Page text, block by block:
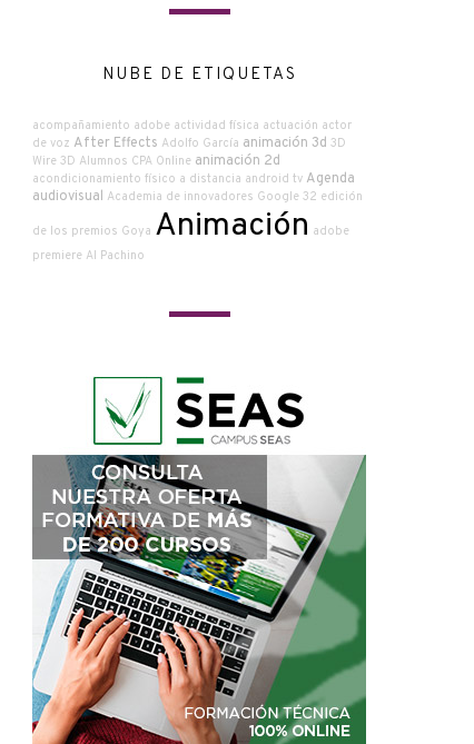
NUBE DE ETIQUETAS
acompañamiento adobe actividad física actuación actor
de voz After Effects Adolfo García animación 3d 3D
Wire 3D Alumnos CPA Online animación 2d
acondicionamiento físico a distancia android tv Agenda
audiovisual Academia de innovadores Google 32 edición
de los premios Goya Animación adobe
premiere Al Pachino